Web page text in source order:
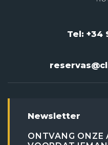
Tel: +34
Newsletter
ONTVANG ONZE